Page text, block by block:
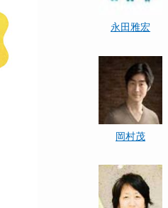
永田雅宏
岡村茂